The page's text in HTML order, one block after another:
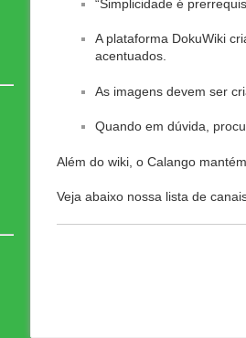
“Simplicidade é
A plataforma DokuWiki
acentuados.
As imagens devem ser
Quando em dúvida,
Além do wiki, o Calango
Veja abaixo nossa lista de